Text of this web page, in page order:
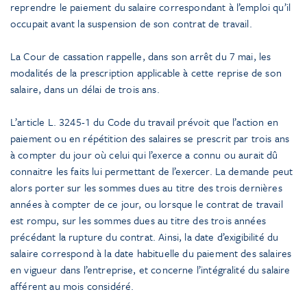
reprendre le paiement du salaire correspondant à l’emploi qu’il
occupait avant la suspension de son contrat de travail.
La Cour de cassation rappelle, dans son arrêt du 7 mai, les
modalités de la prescription applicable à cette reprise de son
salaire, dans un délai de trois ans.
L’article L. 3245-1 du Code du travail prévoit que l’action en
paiement ou en répétition des salaires se prescrit par trois ans
à compter du jour où celui qui l’exerce a connu ou aurait dû
connaitre les faits lui permettant de l’exercer. La demande peut
alors porter sur les sommes dues au titre des trois dernières
années à compter de ce jour, ou lorsque le contrat de travail
est rompu, sur les sommes dues au titre des trois années
précédant la rupture du contrat. Ainsi, la date d’exigibilité du
salaire correspond à la date habituelle du paiement des salaires
en vigueur dans l’entreprise, et concerne l’intégralité du salaire
afférent au mois considéré.